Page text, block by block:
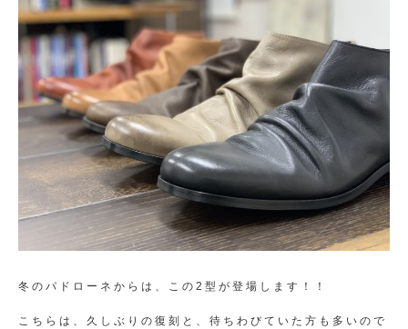
冬のパドローネからは、この2型が登場します！！
こちらは、久しぶりの復刻と、待ちわびていた方も多いので